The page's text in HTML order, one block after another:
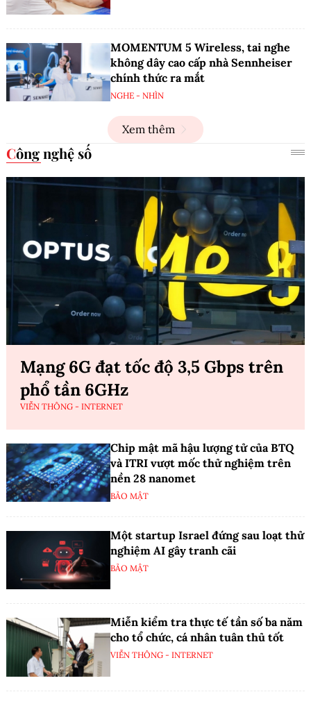
MOMENTUM 5 Wireless, tai nghe
không dây cao cấp nhà Sennheiser
chính thức ra mắt
NGHE - NHÌN
Xem thêm
Công nghệ số
Mạng 6G đạt tốc độ 3,5 Gbps trên
phổ tần 6GHz
VIỄN THÔNG - INTERNET
Chip mật mã hậu lượng tử của BTQ
và ITRI vượt mốc thử nghiệm trên
nền 28 nanomet
BẢO MẬT
Một startup Israel đứng sau loạt thử
nghiệm AI gây tranh cãi
BẢO MẬT
Miễn kiểm tra thực tế tần số ba năm
cho tổ chức, cá nhân tuân thủ tốt
VIỄN THÔNG - INTERNET